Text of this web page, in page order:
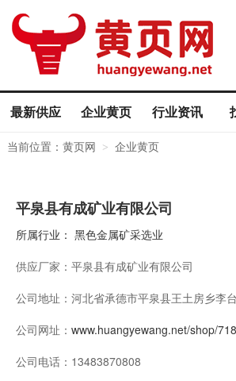
最新供应 企业黄页 行业资讯
当前位置： 黄页网 > 企业黄页
平泉县有成矿业有限公司
所属行业： 黑色金属矿采选业
供应厂家： 平泉县有成矿业有限公司
公司地址： 河北省承德市平泉县王土房乡李
公司网址： www.huangyewang.net/shop/
公司电话： 13483870808